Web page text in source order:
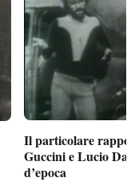
Il particolare
Guccini e Lucio
d’epoca